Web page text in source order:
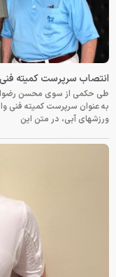
انتصاب سرپرست کمیته
طی حکمی از سوی محسن
به عنوان سرپرست کمیته فنی
ورزشهای آبی، در متن این